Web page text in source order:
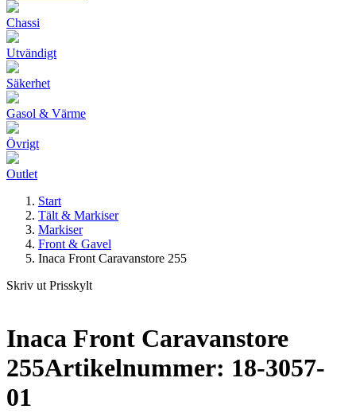
Chassi
Utvändigt
Säkerhet
Gasol & Värme
Övrigt
Outlet
Start
Tält & Markiser
Markiser
Front & Gavel
Inaca Front Caravanstore 255
Skriv ut Prisskylt
Inaca Front Caravanstore
255Artikelnummer: 18-3057-
01